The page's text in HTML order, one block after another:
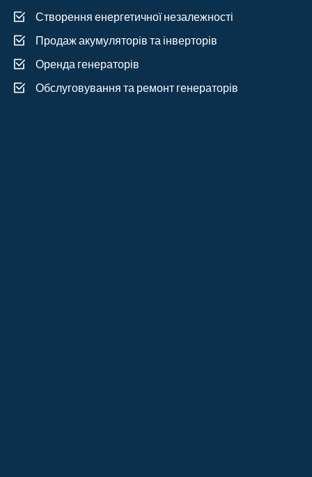
Створення енергетичної незалежності
Продаж акумуляторів та інверторів
Оренда генераторів
Обслуговування та ремонт генераторів